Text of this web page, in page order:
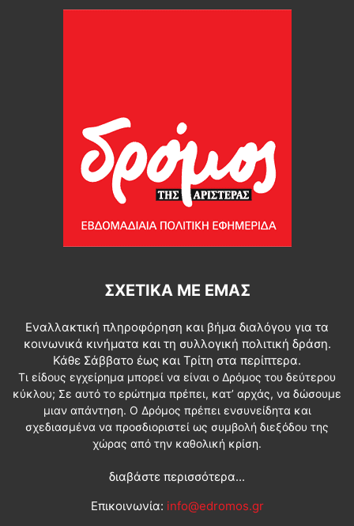
ΣΧΕΤΙΚΆ ΜΕ ΕΜΆΣ
Εναλλακτική πληροφόρηση και βήμα διαλόγου για τα
κοινωνικά κινήματα και τη συλλογική πολιτική δράση.
Κάθε Σάββατο έως και Τρίτη στα περίπτερα.
Τι είδους εγχείρημα μπορεί να είναι ο Δρόμος του δεύτερου
κύκλου; Σε αυτό το ερώτημα πρέπει, κατ’ αρχάς, να δώσουμε
μιαν απάντηση. Ο Δρόμος πρέπει ενσυνείδητα και
σχεδιασμένα να προσδιοριστεί ως συμβολή διεξόδου της
χώρας από την καθολική κρίση.
διαβάστε περισσότερα...
Επικοινωνία: info@edromos.gr